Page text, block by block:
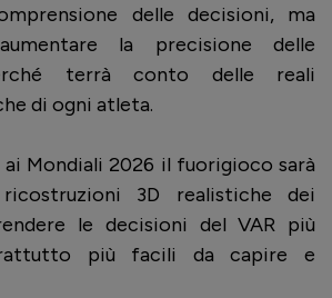
delle decisioni, ma
la precisione delle
terrà conto delle reali
di ogni atleta.
Mondiali 2026 il fuorigioco sarà
3D realistiche dei
le decisioni del VAR più
più facili da capire e